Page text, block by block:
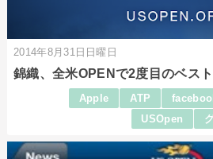
2014年8月31日日曜日
錦織、全米OPENで2度目のベスト
Apple ATP
USOpen